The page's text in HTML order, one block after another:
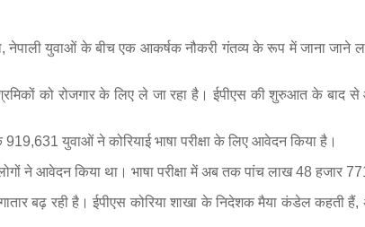
युवाओं के बीच एक आकर्षक नौकरी गंतव्य के रूप में जाना जाने लगा
श्रमिकों को रोजगार के लिए ले जा रहा है। ईपीएस की शुरुआत के
युवाओं ने कोरियाई भाषा परीक्षा के लिए आवेदन किया है।
ने आवेदन किया था। भाषा परीक्षा में अब तक पांच लाख 48 हजार
बढ़ रही है। ईपीएस कोरिया शाखा के निदेशक मैया कंडेल